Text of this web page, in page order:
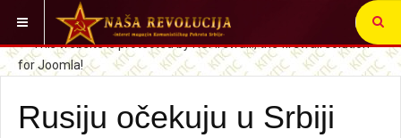
VI STE OVDE: SRBIJA I SVET IZ STRANE ŠTAMPE
Rusiju očekuju u Srbiji